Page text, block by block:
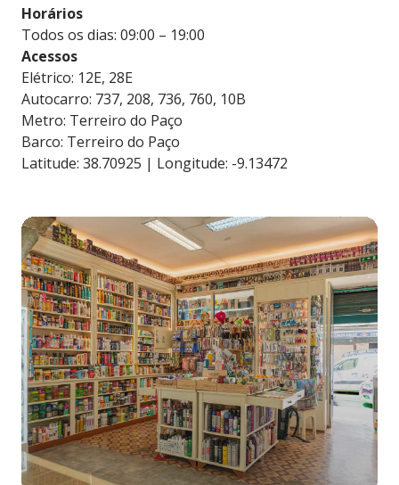
Horários
Todos os dias: 09:00 – 19:00
Acessos
Elétrico: 12E, 28E
Autocarro: 737, 208, 736, 760, 10B
Metro: Terreiro do Paço
Barco: Terreiro do Paço
Latitude: 38.70925 | Longitude: -9.13472